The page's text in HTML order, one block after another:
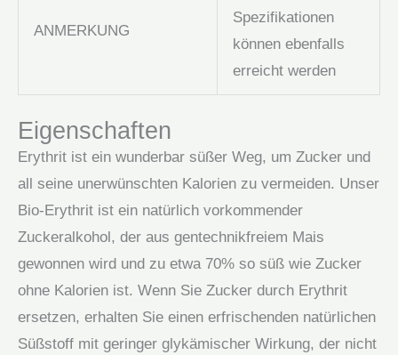
ANMERKUNG
Spezifikationen
können ebenfalls
erreicht werden
Eigenschaften
Erythrit ist ein wunderbar süßer Weg, um Zucker und
all seine unerwünschten Kalorien zu vermeiden. Unser
Bio-Erythrit ist ein natürlich vorkommender
Zuckeralkohol, der aus gentechnikfreiem Mais
gewonnen wird und zu etwa 70% so süß wie Zucker
ohne Kalorien ist. Wenn Sie Zucker durch Erythrit
ersetzen, erhalten Sie einen erfrischenden natürlichen
Süßstoff mit geringer glykämischer Wirkung, der nicht